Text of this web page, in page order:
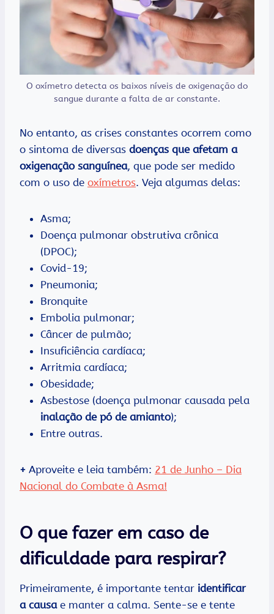
O oxímetro detecta os baixos níveis de oxigenação do
sangue durante a falta de ar constante.
No entanto, as crises constantes ocorrem como
o sintoma de diversas doenças que afetam a
oxigenação sanguínea, que pode ser medido
com o uso de oxímetros. Veja algumas delas:
Asma;
Doença pulmonar obstrutiva crônica
(DPOC);
Covid-19;
Pneumonia;
Bronquite
Embolia pulmonar;
Câncer de pulmão;
Insuficiência cardíaca;
Arritmia cardíaca;
Obesidade;
Asbestose (doença pulmonar causada pela
inalação de pó de amianto);
Entre outras.
+ Aproveite e leia também: 21 de Junho – Dia
Nacional do Combate à Asma!
O que fazer em caso de
dificuldade para respirar?
Primeiramente, é importante tentar identificar
a causae manter a calma. Sente-se e tente